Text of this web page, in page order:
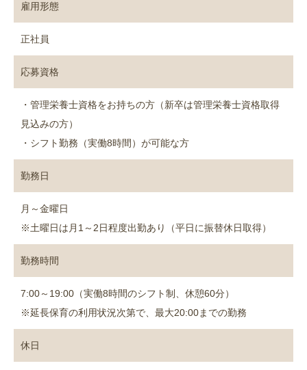
雇用形態
正社員
応募資格
・管理栄養士資格をお持ちの方（新卒は管理栄養士資格取得
見込みの方）
・シフト勤務（実働8時間）が可能な方
勤務日
月～金曜日
※土曜日は月1～2日程度出勤あり（平日に振替休日取得）
勤務時間
7:00～19:00（実働8時間のシフト制、休憩60分）
※延長保育の利用状況次第で、最大20:00までの勤務
休日